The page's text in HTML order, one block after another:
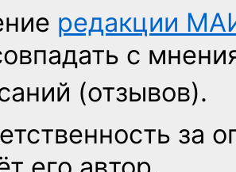
редакции
с
(отзывов).
за